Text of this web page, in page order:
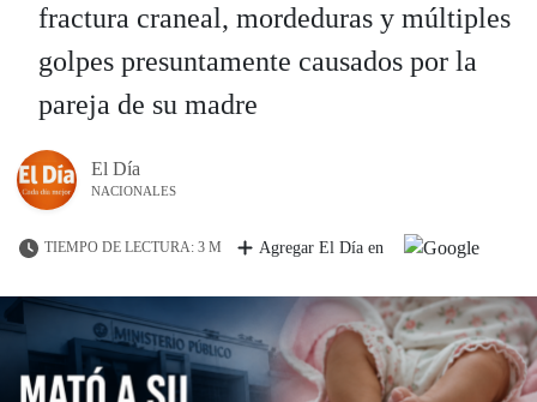
fractura craneal, mordeduras y múltiples
golpes presuntamente causados por la
pareja de su madre
El Día
NACIONALES
TIEMPO DE LECTURA: 3 M Agregar El Día en